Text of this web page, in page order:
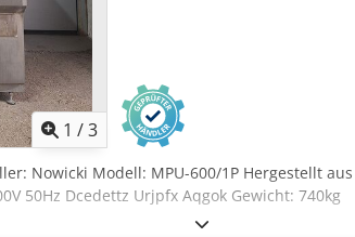
1 /3
Nowicki Modell: MPU-600/1P Hergestellt
50Hz Dcedettz Urjpfx Aqgok Gewicht: 740kg